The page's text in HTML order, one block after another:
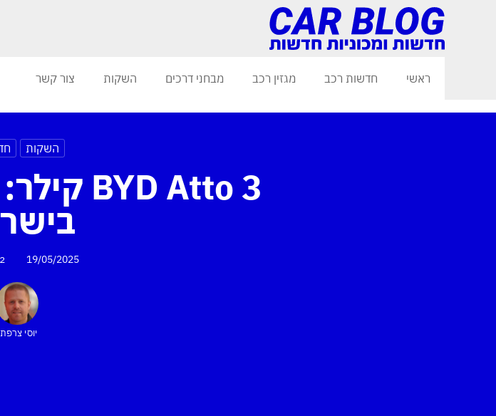
ראשי חדשות רכב מגזין רכב מבחני דרכים השקות צור קשר
השקות
19/05/2025 2 דק'
יוסי